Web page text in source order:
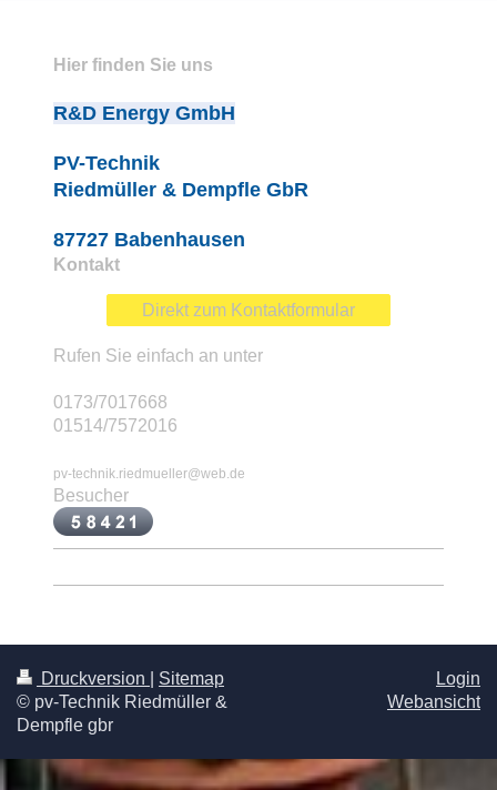
Hier finden Sie uns
R&D Energy GmbH
PV-Technik
Riedmüller & Dempfle GbR
87727 Babenhausen
Kontakt
Direkt zum Kontaktformular
Rufen Sie einfach an unter
0173/7017668
01514/7572016
pv-technik.riedmueller@web.de
Besucher
Druckversion
Sitemap
© pv-Technik Riedmüller &
Dempfle gbr
Login
Webansicht